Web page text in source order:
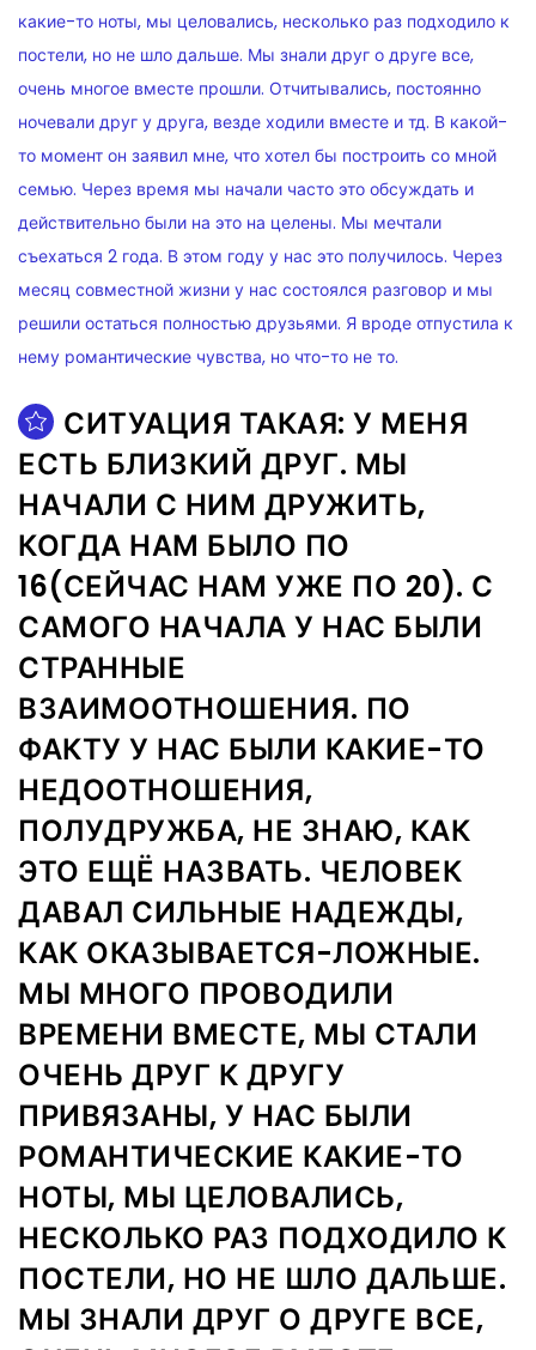
СИТУАЦИЯ ТАКАЯ: У МЕНЯ
ЕСТЬ БЛИЗКИЙ ДРУГ. МЫ
НАЧАЛИ С НИМ ДРУЖИТЬ,
КОГДА НАМ БЫЛО ПО
16(СЕЙЧАС НАМ УЖЕ ПО 20). С
САМОГО НАЧАЛА У НАС БЫЛИ
СТРАННЫЕ
ВЗАИМООТНОШЕНИЯ. ПО
ФАКТУ У НАС БЫЛИ КАКИЕ-ТО
НЕДООТНОШЕНИЯ,
ПОЛУДРУЖБА, НЕ ЗНАЮ, КАК
ЭТО ЕЩЁ НАЗВАТЬ. ЧЕЛОВЕК
ДАВАЛ СИЛЬНЫЕ НАДЕЖДЫ,
КАК ОКАЗЫВАЕТСЯ-ЛОЖНЫЕ.
МЫ МНОГО ПРОВОДИЛИ
ВРЕМЕНИ ВМЕСТЕ, МЫ СТАЛИ
ОЧЕНЬ ДРУГ К ДРУГУ
ПРИВЯЗАНЫ, У НАС БЫЛИ
РОМАНТИЧЕСКИЕ КАКИЕ-ТО
НОТЫ, МЫ ЦЕЛОВАЛИСЬ,
НЕСКОЛЬКО РАЗ ПОДХОДИЛО К
ПОСТЕЛИ, НО НЕ ШЛО ДАЛЬШЕ.
МЫ ЗНАЛИ ДРУГ О ДРУГЕ ВСЕ,